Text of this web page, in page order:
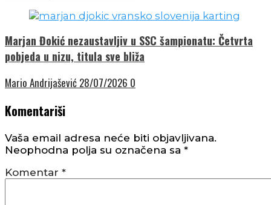
Marjan Đokić nezaustavljiv u SSC šampionatu: Četvrta
pobjeda u nizu, titula sve bliža
Mario Andrijašević 28/07/2026 0
Komentariši
Vaša email adresa neće biti objavljivana.
Neophodna polja su označena sa *
Komentar *